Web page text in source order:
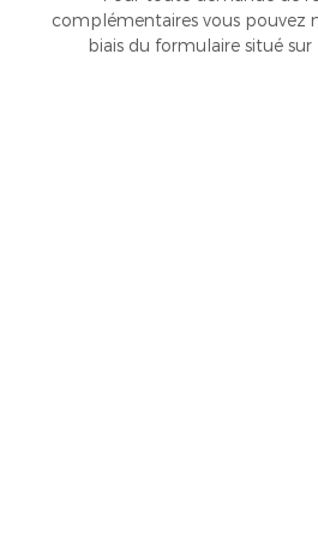
complémentaires vous pouvez
biais du formulaire situé sur